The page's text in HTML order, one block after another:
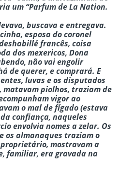
um “Parfum de La Nation.
buscava e entregava.
esposa do coronel
francês, coisa
dos mexericos, Dona
não vai engolir
de querer, e comprará. E
luvas e os disputados
matavam piolhos, traziam de
vigor ao
o mal de fígado (estava
confiança, naqueles
envolvia nomes a zelar. Os
os almanaques traziam o
mostravam a
familiar, era gravada na